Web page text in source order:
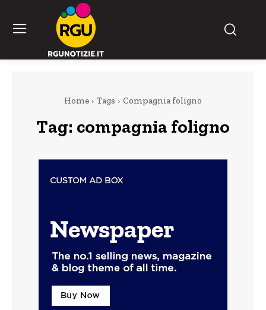
Home Tags Compagnia foligno
Tag: compagnia foligno